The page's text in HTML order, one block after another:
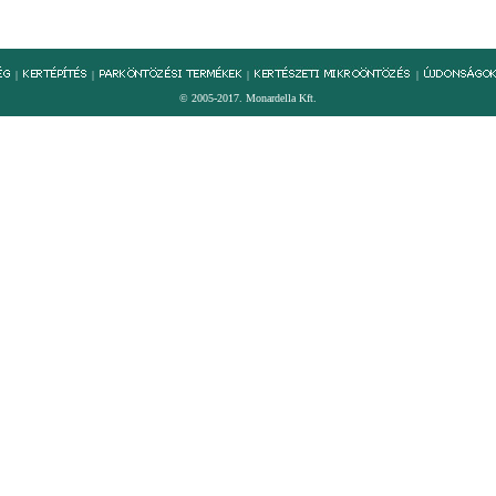
| | |
|
© 2005-2017. Monardella Kft.